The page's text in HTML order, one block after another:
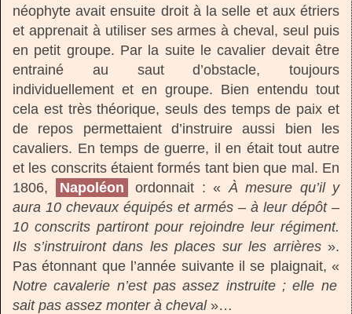
néophyte avait ensuite droit à la selle et aux étriers
et apprenait à utiliser ses armes à cheval, seul puis
en petit groupe. Par la suite le cavalier devait être
entrainé au saut d’obstacle, toujours
individuellement et en groupe. Bien entendu tout
cela est très théorique, seuls des temps de paix et
de repos permettaient d’instruire aussi bien les
cavaliers. En temps de guerre, il en était tout autre
et les conscrits étaient formés tant bien que mal. En
1806,
Napoléon ordonnait : « À mesure qu’il y
aura 10 chevaux équipés et armés – à leur dépôt –
10 conscrits partiront pour rejoindre leur régiment.
Ils s’instruiront dans les places sur les arrières ».
Pas étonnant que l’année suivante il se plaignait, «
Notre cavalerie n’est pas assez instruite ; elle ne
sait pas assez monter à cheval»…